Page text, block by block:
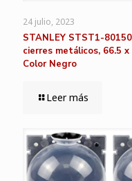
24 julio, 2023
STANLEY STST1-
cierres metálicos, 66.5
Color Negro
Leer más